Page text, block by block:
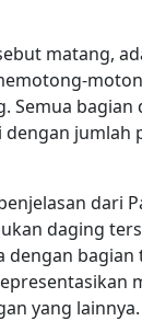
matang,
Semua
jumlah
dari
daging
dengan
yang lainnya.